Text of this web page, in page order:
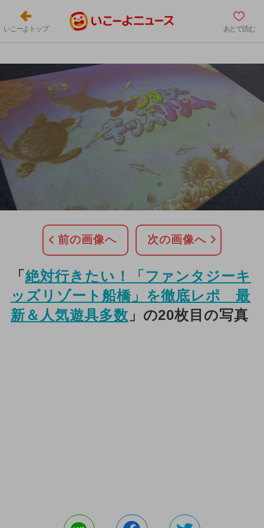
いこーよトップ あとで読む
前の画像へ 次の画像へ
「 絶対行きたい！「ファンタジーキ
ッズリゾート船橋」を徹底レポ 最
新＆人気遊具多数 」の20枚目の写真